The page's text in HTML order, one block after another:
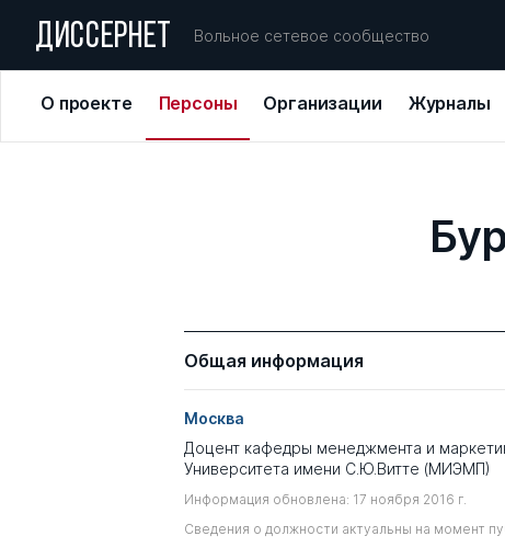
ДИССЕРНЕТ Вольное сетевое сообщество
О проекте Персоны Организации Журналы
Общая информация
Москва
Доцент кафедры менеджмента и
Университета имени С.Ю.Витте (МИЭМП)
Информация обновлена: 17 ноября 2016 г.
Сведения о должности актуальны на момент